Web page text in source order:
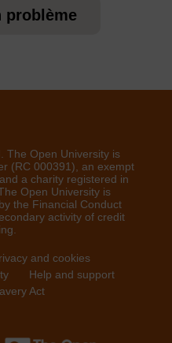
problème
The Open University is
(RC 000391), an exempt
a charity registered in
Open University is
the Financial Conduct
activity of credit
and cookies
Help and support
Act